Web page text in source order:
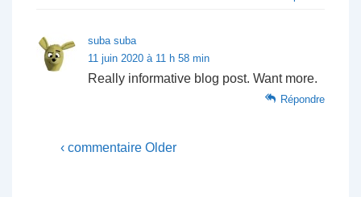
suba suba
11 juin 2020 à 11 h 58 min
Really informative blog post. Want more.
Répondre
‹ commentaire Older